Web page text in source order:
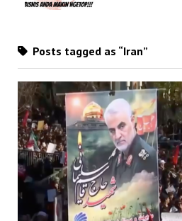
Posts tagged as “Iran”